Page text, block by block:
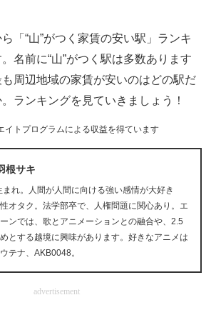
ヒント
ュニティ
分かる
門サイト
・事例
「“山”がつく家賃の安い駅」ランキ
名前に“山”がつく駅は多数あります
周辺地域の家賃が安いのはどの駅だ
ランキングを見ていきましょう！
トプログラムによる収益を得ています
根サキ
まれ。人間が人間に向ける強い感情が大好き
オタク。法学部卒で、人権問題に関心あり。エ
ンでは、歌とアニメーションとの融合や、2.5
とする越境に興味があります。好きなアニメは
テナ、AKB0048。
advertisement